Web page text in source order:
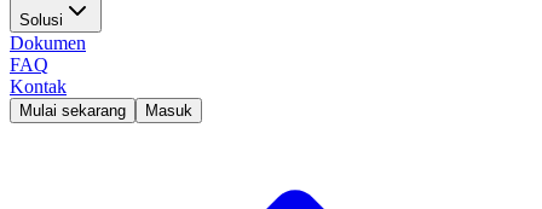
Solusi
Dokumen
FAQ
Kontak
Mulai sekarang Masuk